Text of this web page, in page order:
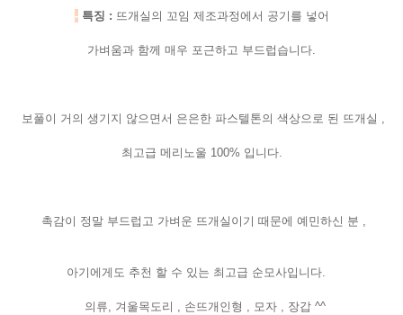
- 특징 : 뜨개실의 꼬임 제조과정에서 공기를 넣어
가벼움과 함께 매우 포근하고 부드럽습니다.
보풀이 거의 생기지 않으면서 은은한 파스텔톤의 색상으로 된 뜨개실 ,
최고급 메리노울 100% 입니다.
촉감이 정말 부드럽고 가벼운 뜨개실이기 때문에 예민하신 분 ,
아기에게도 추천 할 수 있는 최고급 순모사입니다.
의류, 겨울목도리 , 손뜨개인형 , 모자 , 장갑 ^^